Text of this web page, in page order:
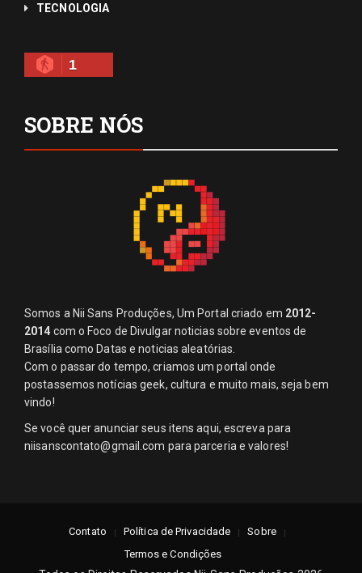
TECNOLOGIA
1
SOBRE NÓS
Somos a Nii Sans Produções, Um Portal criado em 2012-
2014 com o Foco de Divulgar noticias sobre eventos de
Brasília como Datas e noticias aleatórias.
Com o passar do tempo, criamos um portal onde
postassemos notícias geek, cultura e muito mais, seja bem
vindo!
Se você quer anunciar seus itens aqui, escreva para
niisanscontato@gmail.com para parceria e valores!
Contato Política de Privacidade
Sobre
Termos e Condições